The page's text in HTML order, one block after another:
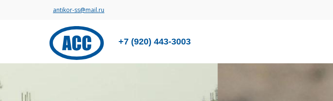
antikor-ss@mail.ru
+7 (920) 443-3003